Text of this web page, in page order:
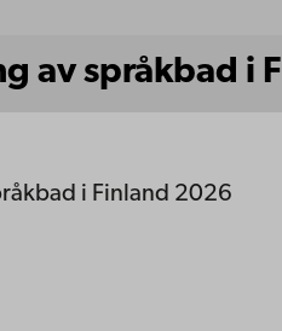
av språkbad i
i Finland 2026